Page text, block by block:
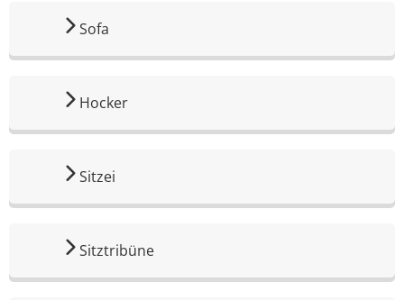
Sofa
Hocker
Sitzei
Sitztribüne